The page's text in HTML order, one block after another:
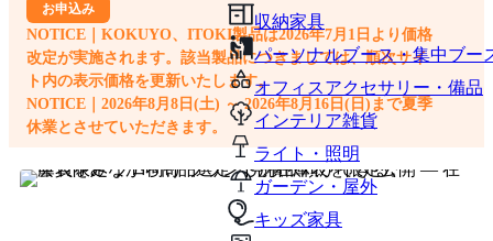
収納家具
パーソナルブース・集中ブー
オフィスアクセサリー・備品
インテリア雑貨
ライト・照明
ガーデン・屋外
キッズ家具
お申込み
NOTICE｜KOKUYO、ITOKI製品は2026年7月1日より価格
改定が実施されます。該当製品につきましては、順次サイ
ト内の表示価格を更新いたします。
NOTICE｜2026年8月8日(土) ～ 2026年8月16日(日)まで夏季
休業とさせていただきます。